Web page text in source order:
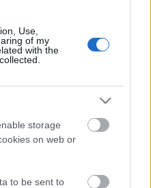
Use,
of my
with the
storage
on web or
to be sent to
a fizikai színház és az
és karakteres
cirkuszelemek
néhány fényképet
email címre!
január 8.
január 16.
végétől 2014. március
2–4 előadás lesz.